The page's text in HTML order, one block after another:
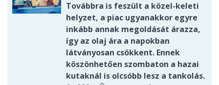
Továbbra is feszült a közel-keleti
helyzet, a piac ugyanakkor egyre
inkább annak megoldását árazza,
így az olaj ára a napokban
látványosan csökkent. Ennek
köszönhetően szombaton a hazai
kutaknál is olcsóbb lesz a tankolás.